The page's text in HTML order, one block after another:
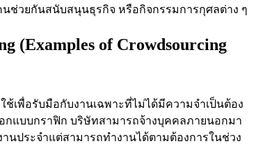
ช่วยกันสนับสนุนธุรกิจ หรือกิจกรรมการกุศลต่าง ๆ
(Examples of Crowdsourcing
ช้เพื่อรับมือกับงานเฉพาะที่ไม่ได้มีความจำเป็นต้อง
กแบบกราฟิก บริษัทสามารถจ้างบุคคลภายนอกมา
นประจำแต่สามารถทำงานได้ตามต้องการในช่วง